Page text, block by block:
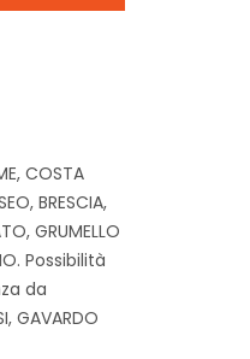
COSTA
BRESCIA,
GRUMELLO
Possibilità
da
GAVARDO